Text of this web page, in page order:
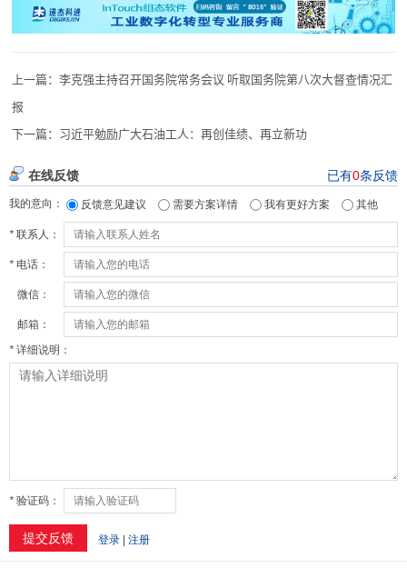
上一篇：李克强主持召开国务院常务会议 听取国务院第八次大督查情况汇
报
下一篇： 习近平勉励广大石油工人：再创佳绩、再立新功